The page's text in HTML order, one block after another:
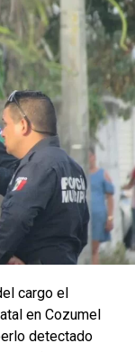
cargo el
en Cozumel
detectado